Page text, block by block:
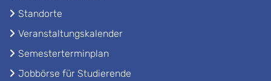
Standorte
Veranstaltungskalender
Semesterterminplan
Jobbörse für Studierende